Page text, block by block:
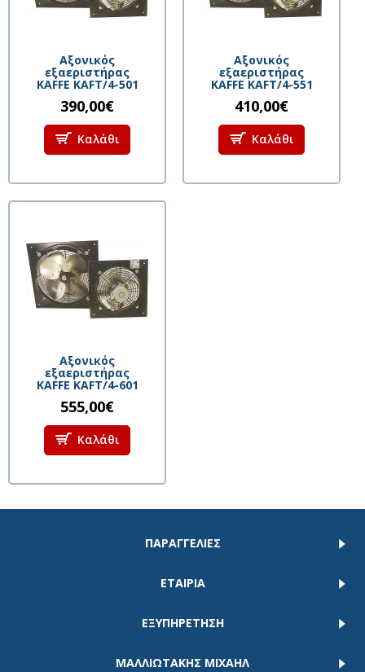
Αξονικός
εξαεριστήρας
KAFFE KAFT/4-501
390,00€
Καλάθι
Αξονικός
εξαεριστήρας
KAFFE KAFT/4-551
410,00€
Καλάθι
Αξονικός
εξαεριστήρας
KAFFE KAFT/4-601
555,00€
Καλάθι
ΠΑΡΑΓΓΕΛΙΕΣ
ΕΤΑΙΡΙΑ
ΕΞΥΠΗΡΕΤΗΣΗ
ΜΑΛΛΙΩΤΑΚΗΣ ΜΙΧΑΗΛ